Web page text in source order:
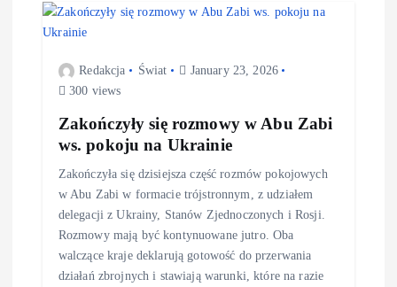
Redakcja Świat
January 23, 2026
300 views
Zakończyły się rozmowy w Abu Zabi
ws. pokoju na Ukrainie
Zakończyła się dzisiejsza część rozmów pokojowych
w Abu Zabi w formacie trójstronnym, z udziałem
delegacji z Ukrainy, Stanów Zjednoczonych i Rosji.
Rozmowy mają być kontynuowane jutro. Oba
walczące kraje deklarują gotowość do przerwania
działań zbrojnych i stawiają warunki, które na razie